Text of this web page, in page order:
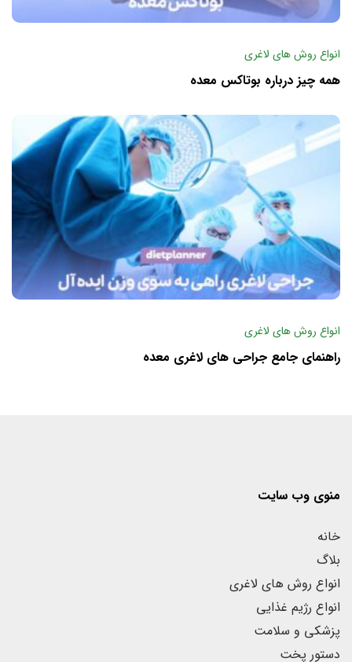
انواع روش های لاغری
همه چیز درباره بوتاکس معده
انواع روش های لاغری
راهنمای جامع جراحی های لاغری معده
منوی وب سایت
خانه
بلاگ
انواع روش های لاغری
انواع رژیم غذایی
پزشکی و سلامت
دستور پخت